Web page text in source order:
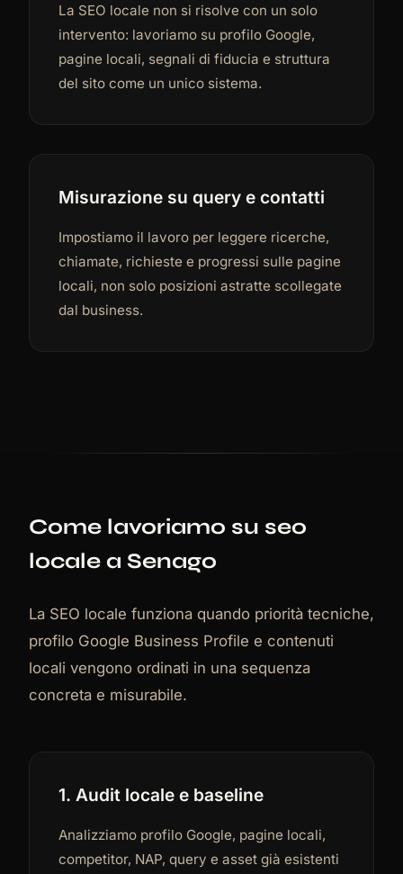
La SEO locale non si risolve con un solo
intervento: lavoriamo su profilo Google,
pagine locali, segnali di fiducia e struttura
del sito come un unico sistema.
Misurazione su query e contatti
Impostiamo il lavoro per leggere ricerche,
chiamate, richieste e progressi sulle pagine
locali, non solo posizioni astratte scollegate
dal business.
Come lavoriamo su seo
locale a Senago
La SEO locale funziona quando priorità tecniche,
profilo Google Business Profile e contenuti
locali vengono ordinati in una sequenza
concreta e misurabile.
1. Audit locale e baseline
Analizziamo profilo Google, pagine locali,
competitor, NAP, query e asset già esistenti